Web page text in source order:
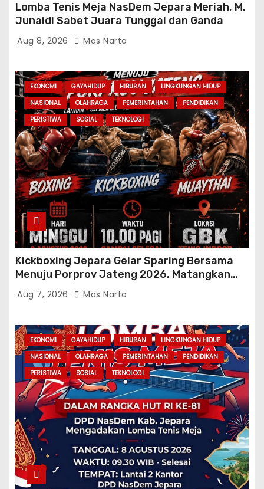
Lomba Tenis Meja NasDem Jepara Meriah, M.
Junaidi Sabet Juara Tunggal dan Ganda
Aug 8, 2026 Mas Narto
EKONOMI GAYAHIDUP HIBURAN
LINGKUNGAN HIDUP
NASIONAL
OLAHRAGA PEMERINTAHAN
PENDIDIKAN
PERISTIWA
SOSIAL TEKNOLOGI
Kickboxing Jepara Gelar Sparing Bersama
Menuju Porprov Jateng 2026, Matangkan
Fisik dan Teknik Atlet
Aug 7, 2026 Mas Narto
EKONOMI GAYAHIDUP HIBURAN
LINGKUNGAN HIDUP
NASIONAL
OLAHRAGA PEMERINTAHAN
PENDIDIKAN
PERISTIWA
SOSIAL TEKNOLOGI